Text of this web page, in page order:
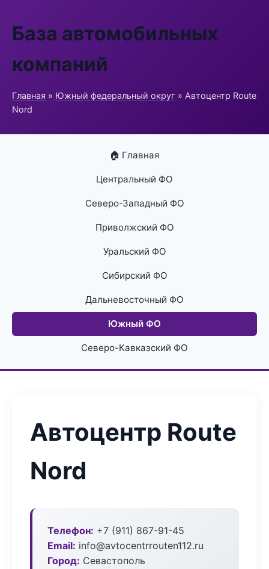
База автомобильных
компаний
Главная » Южный федеральный округ » Автоцентр Route
Nord
🏠 Главная
Центральный ФО
Северо-Западный ФО
Приволжский ФО
Уральский ФО
Сибирский ФО
Дальневосточный ФО
Южный ФО
Северо-Кавказский ФО
Автоцентр Route
Nord
Телефон: +7 (911) 867-91-45
Email: info@avtocentrrouten112.ru
Город: Севастополь